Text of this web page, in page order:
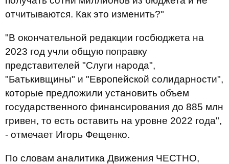
отчитываются. Как это изменить?"
"В окончательной редакции госбюджета на
2023 год учли общую поправку
представителей "Слуги народа",
"Батькивщины" и "Европейской солидарности",
которые предложили установить объем
государственного финансирования до 885 млн
гривен, то есть оставить на уровне 2022 года",
- отмечает Игорь Фещенко.
По словам аналитика Движения ЧЕСТНО,